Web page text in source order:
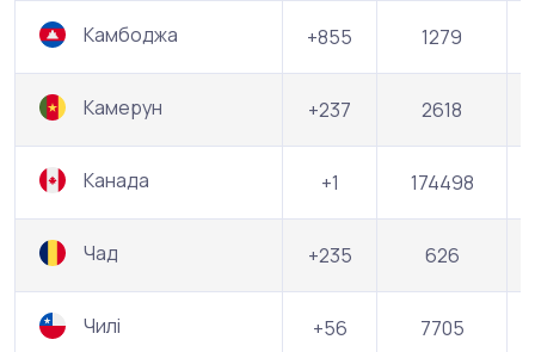
Камбоджа +855 1279
Камерун +237 2618
Канада +1 174498
Чад +235 626
Чилі +56 7705